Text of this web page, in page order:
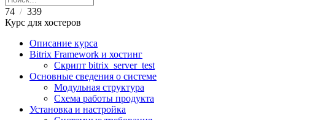
74 / 339
Курс для хостеров
Описание курса
Bitrix Framework и хостинг
Скрипт bitrix_server_test
Основные сведения о системе
Модульная структура
Схема работы продукта
Установка и настройка